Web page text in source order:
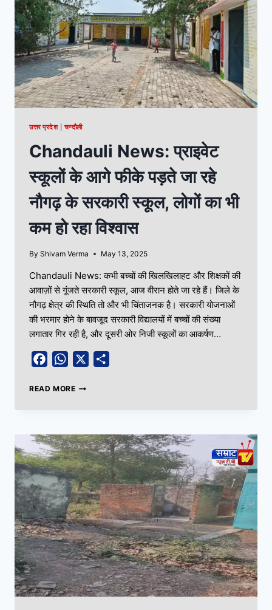
उत्तर प्रदेश|चन्दौली
Chandauli News: प्राइवेट
स्कूलों के आगे फीके पड़ते जा रहे
नौगढ़ के सरकारी स्कूल, लोगों का भी
कम हो रहा विश्वास
By Shivam Verma May 13, 2025
Chandauli News: कभी बच्चों की खिलखिलाहट और शिक्षकों की
आवाज़ों से गूंजते सरकारी स्कूल, आज वीरान होते जा रहे हैं। जिले के
नौगढ़ क्षेत्र की स्थिति तो और भी चिंताजनक है। सरकारी योजनाओं
की भरमार होने के बावजूद सरकारी विद्यालयों में बच्चों की संख्या
लगातार गिर रही है, और दूसरी ओर निजी स्कूलों का आकर्षण…
FacebookWhatsApp
READ MORE